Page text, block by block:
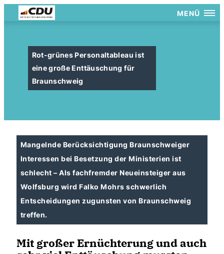
MENÜ
Rot-grünes Personaltableau ist
eine große Enttäuschung für
Braunschweig
Mangelnde Berücksichtigung Braunschweiger
Interessen bei Besetzung der Ministerien ist
schlecht – Als fachfremder Neueinsteiger aus
Wolfsburg wird Falko Mohrs schwerlich
Entscheidungen zugunsten von Braunschweig
treffen.
Mit großer Ernüchterung und auch